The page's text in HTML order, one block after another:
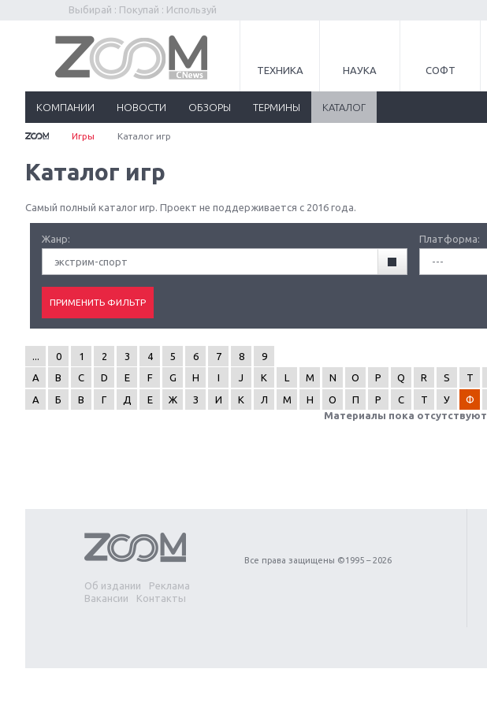
Выбирай : Покупай : Используй
ТЕХНИКА НАУКА СОФТ
КОМПАНИИ НОВОСТИ ОБЗОРЫ ТЕРМИНЫ КАТАЛОГ
Игры Каталог игр
Каталог игр
Самый полный каталог игр. Проект не поддерживается с 2016 года.
Жанр:
экстрим-спорт
Платформа:
---
0 1 2 3 4 5 6 7 8
9
A
B C D E F G H I J K L M N O P Q R S T
А
Б В Г Д Е Ж З И К Л М Н О П Р С Т У Ф
Материалы пока отсутствуют
Об издании
Реклама
Вакансии
Контакты
Все права защищены ©1995 – 2026